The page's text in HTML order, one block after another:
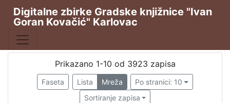
Publikacija
Karlovački tjednik
2676
Hrvatska sloboda
Svjetlo : slobodni neodvisni i nepolitički list
Digitalne zbirke Gradske knjižnice "Ivan
Goran Kovačić" Karlovac
Prikazano 1-10 od 3923 zapisa
Faseta Lista Mreža
Po stranici: 10
Sortiranje zapisa